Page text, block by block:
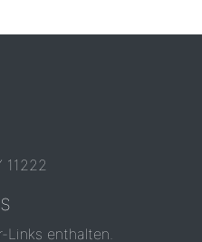
11222
Links enthalten.